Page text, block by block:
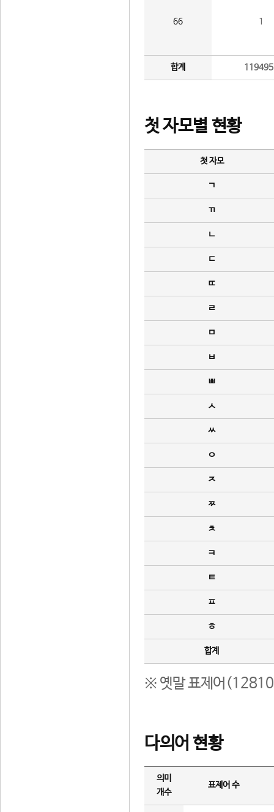
66 1
합계
첫 자모별 현황
첫 자모
ㄱ
ㄲ
ㄴ
ㄷ
ㄸ
ㄹ
ㅁ
ㅂ
ㅃ
ㅅ
ㅆ
ㅇ
ㅈ
ㅉ
ㅊ
ㅋ
ㅌ
ㅍ
ㅎ
합계
※ 옛말 표제어(12810
다의어 현황
의미
개수
표제어 수